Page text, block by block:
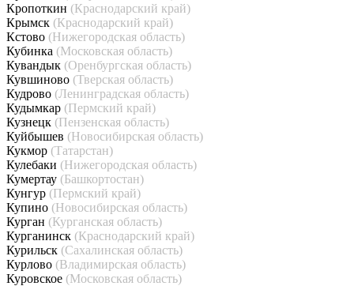
Кропоткин (Краснодарский край)
Крымск (Краснодарский край)
Кстово (Нижегородская область)
Кубинка (Московская область)
Кувандык (Оренбургская область)
Кувшиново (Тверская область)
Кудрово (Ленинградская область)
Кудымкар (Пермский край)
Кузнецк (Пензенская область)
Куйбышев (Новосибирская область)
Кукмор (Татарстан)
Кулебаки (Нижегородская область)
Кумертау (Башкортостан)
Кунгур (Пермский край)
Купино (Новосибирская область)
Курган (Курганская область)
Курганинск (Краснодарский край)
Курильск (Сахалинская область)
Курлово (Владимирская область)
Куровское (Московская область)